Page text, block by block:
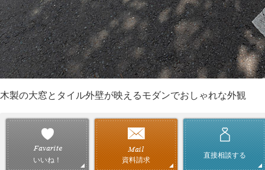
木製の大窓とタイル外壁が映えるモダンでおしゃれな外観
いいね！ 資料請求
直接相談する